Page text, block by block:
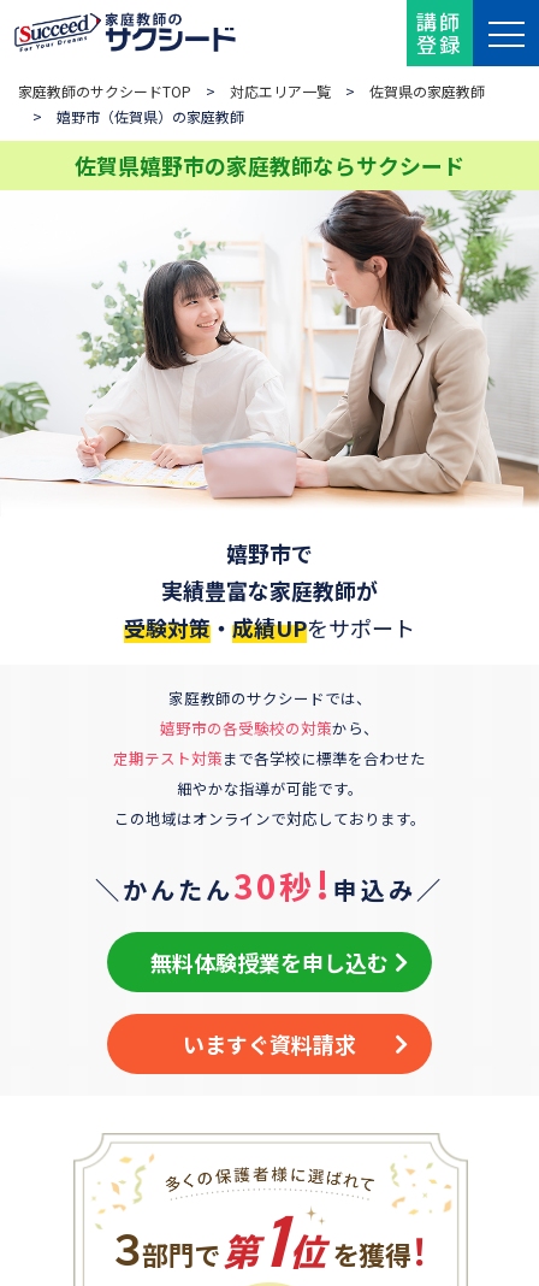
講師
登録
家庭教師のサクシードTOP > 対応エリア一覧 > 佐賀県の家庭教師
> 嬉野市（佐賀県）の家庭教師
佐賀県嬉野市の家庭教師ならサクシード
嬉野市で
実績豊富な家庭教師が
受験対策 ・ 成績UPをサポート
家庭教師のサクシードでは、
嬉野市の各受験校の対策から、
定期テスト対策まで各学校に標準を合わせた
細やかな指導が可能です。
この地域はオンラインで対応しております。
＼かんたん30秒! 申込み／
無料体験授業を申し込む
いますぐ資料請求
３部門で 第1位を獲得！